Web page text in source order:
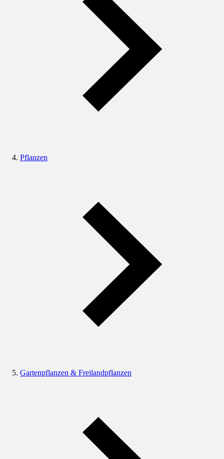
Pflanzen
Gartenpflanzen & Freilandpflanzen